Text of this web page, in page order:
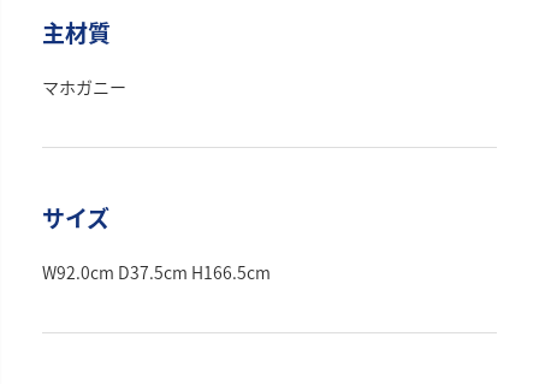
主材質
マホガニー
サイズ
W92.0cm D37.5cm H166.5cm